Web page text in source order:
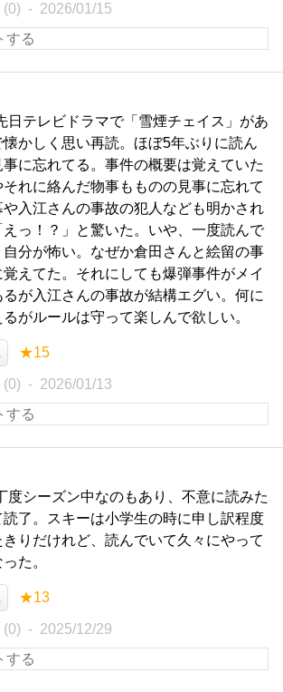
(0) 2026/01/15
日テレビドラマで「雪煙チェイス」があ
懐かしく思い再読。ほぼ5年ぶりに読ん
事に忘れてる。事件の概要は覚えていた
それに絡んだ物事もものの見事に忘れて
や入江さんの事故の犯人なども明かされ
えっ！？」と驚いた。いや、一度読んで
自分が怖い。なぜか倉田さんと絵留の事
覚えてた。それにしても爆弾事件がメイ
るが入江さんの事故が結構エグい。何に
がルールは守って楽しんで欲しい。
★15
(0) 2026/01/13
度シーズン中なのもあり、不意に読みた
読了。スキーは小学生の時に申し訳程度
きりだけれど、読んでいて久々にやって
た。
★13
(0) 2025/12/29